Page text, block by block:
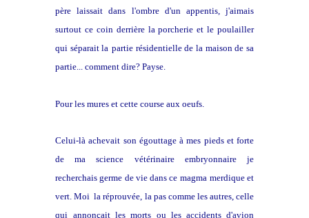
père laissait dans l'ombre d'un appentis, j'aimais
surtout ce coin derrière la porcherie et le poulailler
qui séparait la partie résidentielle de la maison de sa
partie... comment dire? Payse.
Pour les mures et cette course aux oeufs.
Celui-là achevait son égouttage à mes pieds et forte
de ma science
vétérinaire embryonnaire je
recherchais germe de vie dans ce magma merdique et
vert. Moi la réprouvée, la pas comme les autres, celle
qui
annonçait les morts ou les accidents d'avion